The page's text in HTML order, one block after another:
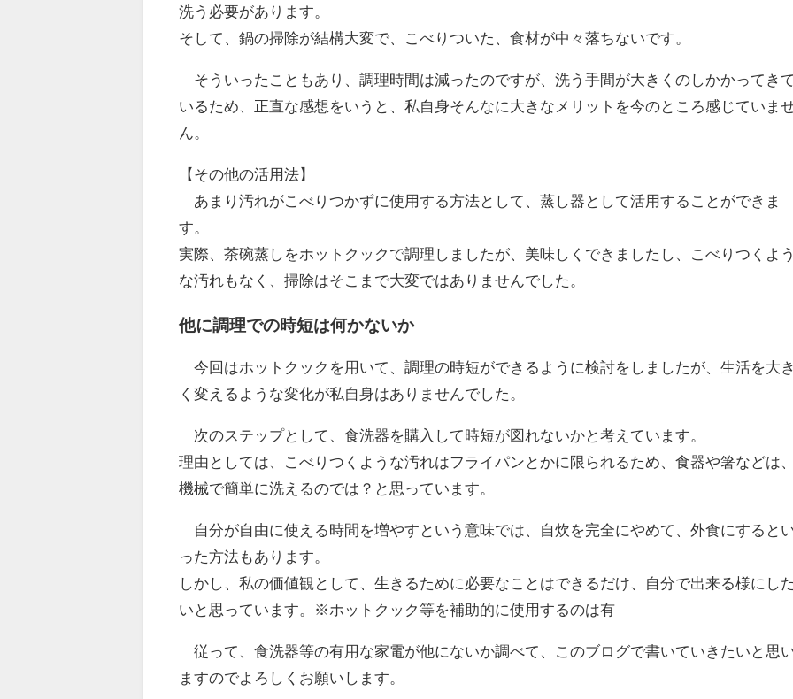
洗う必要があります。
そして、鍋の掃除が結構大変で、こべりついた、食材が中々落ちないです。
そういったこともあり、調理時間は減ったのですが、洗う手間が大きくのしかかってき
いるため、正直な感想をいうと、私自身そんなに大きなメリットを今のところ感じていま
ん。
【その他の活用法】
あまり汚れがこべりつかずに使用する方法として、蒸し器として活用することができま
す。
実際、茶碗蒸しをホットクックで調理しましたが、美味しくできましたし、こべりつくよ
な汚れもなく、掃除はそこまで大変ではありませんでした。
他に調理での時短は何かないか
今回はホットクックを用いて、調理の時短ができるように検討をしましたが、生活を大
く変えるような変化が私自身はありませんでした。
次のステップとして、食洗器を購入して時短が図れないかと考えています。
理由としては、こべりつくような汚れはフライパンとかに限られるため、食器や箸などは
機械で簡単に洗えるのでは？と思っています。
自分が自由に使える時間を増やすという意味では、自炊を完全にやめて、外食にすると
った方法もあります。
しかし、私の価値観として、生きるために必要なことはできるだけ、自分で出来る様にし
いと思っています。※ホットクック等を補助的に使用するのは有
従って、食洗器等の有用な家電が他にないか調べて、このブログで書いていきたいと思
ますのでよろしくお願いします。